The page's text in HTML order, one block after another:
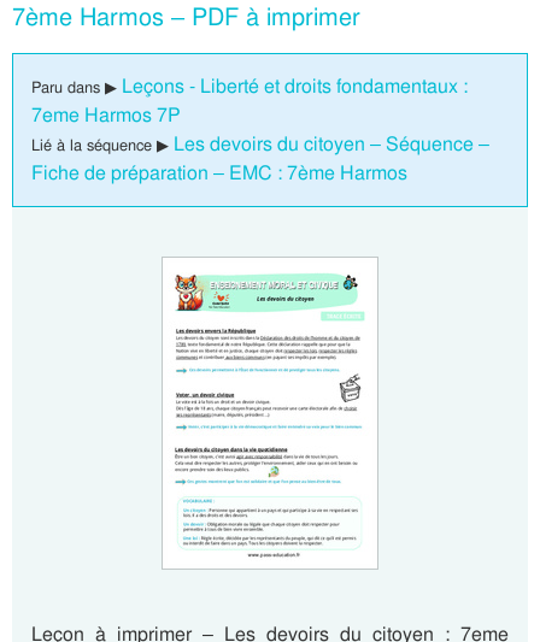
7ème Harmos – PDF à imprimer
Paru dans ▶ Leçons - Liberté et droits fondamentaux :
7eme Harmos 7P
Lié à la séquence ▶ Les devoirs du citoyen – Séquence –
Fiche de préparation – EMC : 7ème Harmos
Leçon à imprimer – Les devoirs du citoyen : 7eme